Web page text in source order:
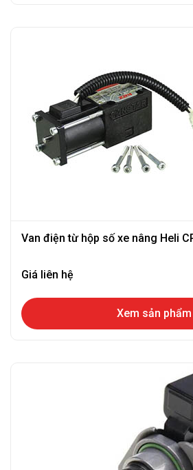
Van điện từ hộp số xe nâng Heli
Giá liên hệ
Xem sản phẩm